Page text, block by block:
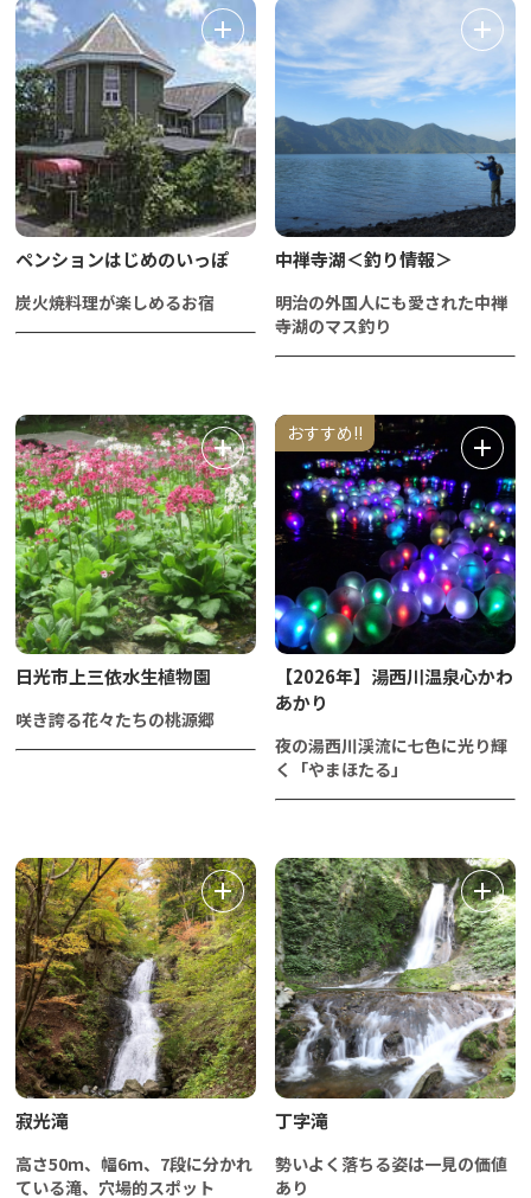
ペンションはじめのいっぽ
炭火焼料理が楽しめるお宿
中禅寺湖＜釣り情報＞
明治の外国人にも愛された中禅
寺湖のマス釣り
日光市上三依水生植物園
咲き誇る花々たちの桃源郷
おすすめ!!
【2026年】湯西川温泉心かわ
あかり
夜の湯西川渓流に七色に光り輝
く「やまほたる」
寂光滝
高さ50ｍ、幅6ｍ、7段に分かれ
ている滝、穴場的スポット
丁字滝
勢いよく落ちる姿は一見の価値
あり